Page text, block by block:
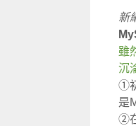
新
雖
沉
①
是
②